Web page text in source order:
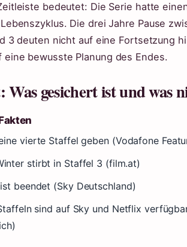
bedeutet: Die Serie hatte
Die drei Jahre Pause
3 deuten nicht auf eine Fortsetzung
eine bewusste Planung des Endes.
gesichert ist und was
vierte Staffel geben (Vodafone
stirbt in Staffel 3 (film.at)
beendet (Sky Deutschland)
sind auf Sky und Netflix